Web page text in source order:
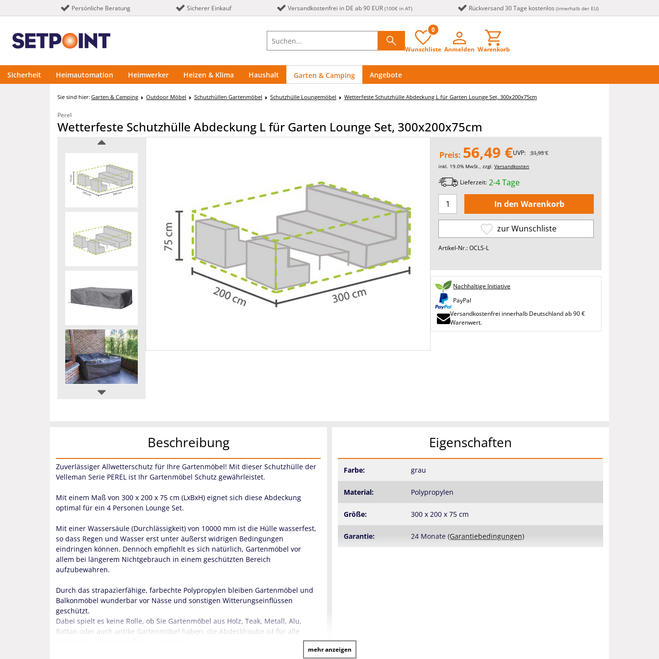
Persönliche Beratung Sicherer Einkauf Versandkostenfrei in DE ab 90 EUR (100€ in AT) Rückversand 30 Tage kostenlos (innerhalb der EU)
0
Wunschliste Anmelden Warenkorb
Sicherheit Heimautomation Heimwerker Heizen & Klima Haushalt Garten & Camping Angebote
Sie sind hier: Garten & Camping Outdoor Möbel Schutzhüllen Gartenmöbel Schutzhülle Loungemöbel Wetterfeste Schutzhülle Abdeckung L für Garten Lounge Set, 300x200x75cm
Perel
Wetterfeste Schutzhülle Abdeckung L für Garten Lounge Set, 300x200x75cm
Preis: 56,49 €UVP: 91,95 €
inkl. 19.0% MwSt., zzgl.Versandkosten
Lieferzeit: 2-4 Tage
zur Wunschliste
Artikel-Nr.: OCLS-L
Nachhaltige Initiative
PayPal
Versandkostenfrei innerhalb Deutschland ab 90 €
Warenwert.
Beschreibung
Zuverlässiger Allwetterschutz für Ihre Gartenmöbel! Mit dieser Schutzhülle der
Velleman Serie PEREL ist Ihr Gartenmöbel Schutz gewährleistet.
Mit einem Maß von 300 x 200 x 75 cm (LxBxH) eignet sich diese Abdeckung
optimal für ein 4 Personen Lounge Set.
Mit einer Wassersäule (Durchlässigkeit) von 10000 mm ist die Hülle wasserfest,
so dass Regen und Wasser erst unter äußerst widrigen Bedingungen
eindringen können. Dennoch empfiehlt es sich natürlich, Gartenmöbel vor
allem bei längerem Nichtgebrauch in einem geschützten Bereich
aufzubewahren.
Durch das strapazierfähige, farbechte Polypropylen bleiben Gartenmöbel und
Balkonmöbel wunderbar vor Nässe und sonstigen Witterungseinflüssen
geschützt.
Dabei spielt es keine Rolle, ob Sie Gartenmöbel aus Holz, Teak, Metall, Alu,
Rattan oder auch antike Gartenmöbel haben, die Abdeckhaube ist für alle
Eigenschaften
Farbe: grau
Material: Polypropylen
Größe: 300 x 200 x 75 cm
Garantie: 24 Monate (Garantiebedingungen)
mehr anzeigen